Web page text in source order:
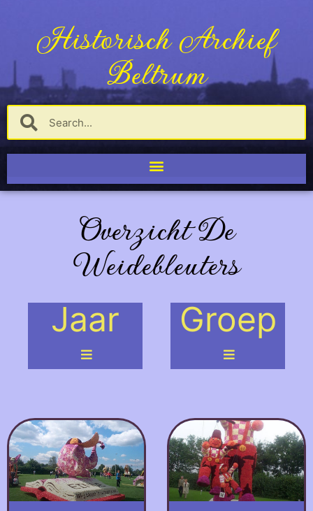
Historisch Archief
Beltrum
Overzicht De
Weidebleuters
Jaar Groep